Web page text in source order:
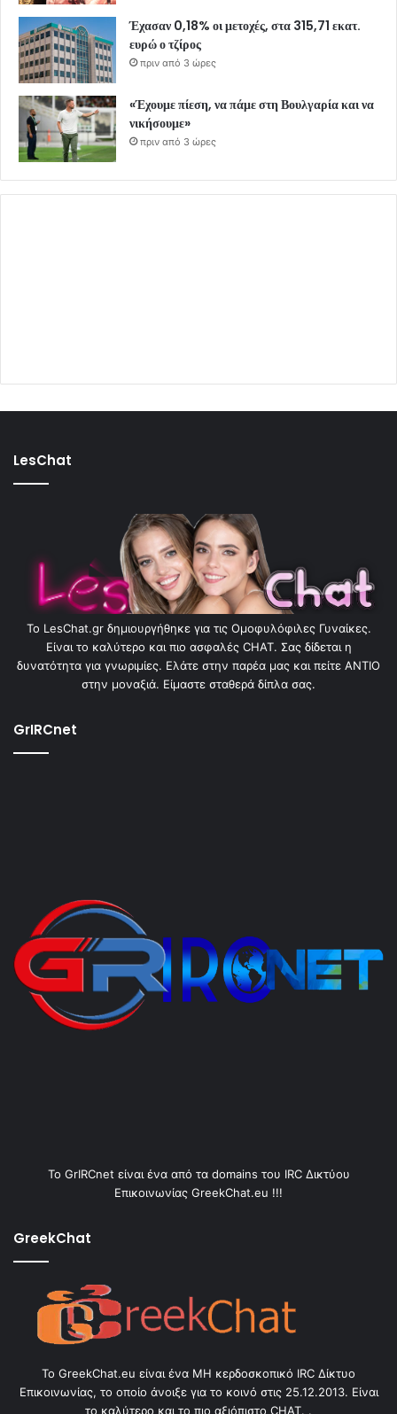
Έχασαν 0,18% οι μετοχές, στα 315,71 εκατ.
ευρώ ο τζίρος
πριν από 3 ώρες
«Έχουμε πίεση, να πάμε στη Βουλγαρία και να
νικήσουμε»
πριν από 3 ώρες
LesChat
To LesChat.gr δημιουργήθηκε για τις Ομοφυλόφιλες Γυναίκες.
Είναι το καλύτερο και πιο ασφαλές CHAT. Σας δίδεται η
δυνατότητα για γνωριμίες. Ελάτε στην παρέα μας και πείτε ΑΝΤΙΟ
στην μοναξιά. Είμαστε σταθερά δίπλα σας.
GrIRCnet
Το GrIRCnet είναι ένα από τα domains του IRC Δικτύου
Επικοινωνίας GreekChat.eu !!!
GreekChat
Το GreekChat.eu είναι ένα ΜΗ κερδοσκοπικό IRC Δίκτυο
Επικοινωνίας, το οποίο άνοιξε για το κοινό στις 25.12.2013. Είναι
το καλύτερο και το πιο αξιόπιστο CHAT. .